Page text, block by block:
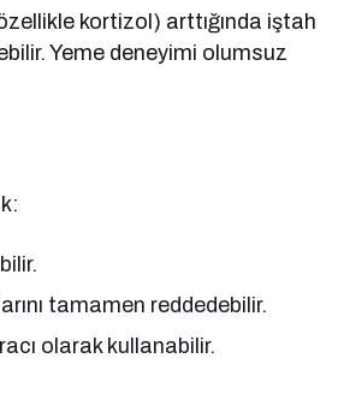
kortizol) arttığında iştah
Yeme deneyimi olumsuz
tamamen reddedebilir.
olarak kullanabilir.